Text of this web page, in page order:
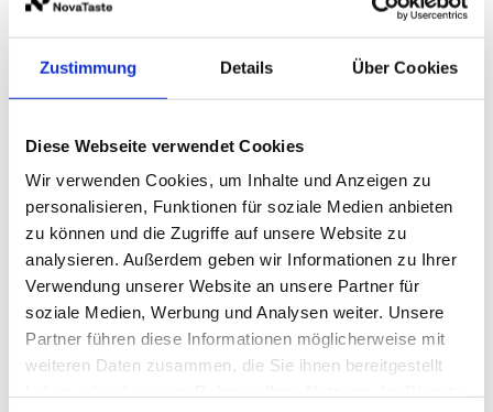
Zustimmung Details Über Cookies
Diese Webseite verwendet Cookies
Wir verwenden Cookies, um Inhalte und Anzeigen zu
personalisieren, Funktionen für soziale Medien anbieten
zu können und die Zugriffe auf unsere Website zu
analysieren. Außerdem geben wir Informationen zu Ihrer
Verwendung unserer Website an unsere Partner für
soziale Medien, Werbung und Analysen weiter. Unsere
Partner führen diese Informationen möglicherweise mit
weiteren Daten zusammen, die Sie ihnen bereitgestellt
Preise und Verfügbarkeit sehen unsere
eingeloggten Geschäftskunden.
Beschreibung Produktinformationen
Beschreibung
Paprika gilt als Klassiker im Gewürzregal. Seine Stärke
liegt nicht allein im hervorragenden Geschmack,
sondern auch in seiner intensiven Farbkraft. Herzhaftes
Reisfleisch, schmackhaftes Paprikahendl oder feuriges
Gulasch bekommen durch ihn erst ihr
Produktinformationen
Kulinarische Bestimmung
ideal für alle Paprikagerichte mit klassischer
Paprikanote
Lagerung und Verpackung
Lagerung
Geschlossen und trocken lagern!
Nährwertangaben je 100 g
Energie 358 kcal / 1.502 kJ
Fett 13 g
-davon gesättigte Fettsäuren 2,1 g